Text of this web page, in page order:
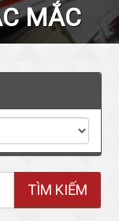
MẮC